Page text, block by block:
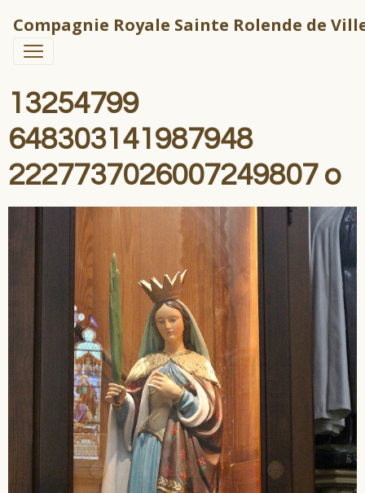
Compagnie Royale Sainte Rolende de
13254799
648303141987948
2227737026007249807 o